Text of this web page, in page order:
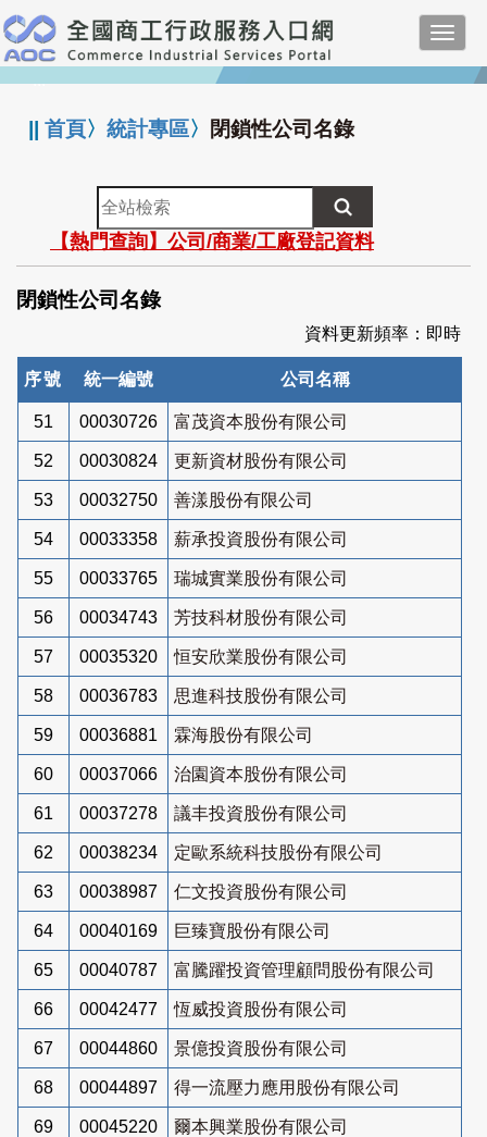
跳
到
主
要
:::
||首頁〉統計專區〉 閉鎖性公司名錄
全
站
檢
索
【熱門查詢】公司/商業/工廠登記資料
閉鎖性公司名錄
資料更新頻率：即時
序號 統一編號 公司名稱
51 00030726 富茂資本股份有限公司
52 00030824 更新資材股份有限公司
53 00032750 善漾股份有限公司
54 00033358 薪承投資股份有限公司
55 00033765 瑞城實業股份有限公司
56 00034743 芳技科材股份有限公司
57 00035320 恒安欣業股份有限公司
58 00036783 思進科技股份有限公司
59 00036881 霖海股份有限公司
60 00037066 治園資本股份有限公司
61 00037278 議丰投資股份有限公司
62 00038234 定歐系統科技股份有限公司
63 00038987 仁文投資股份有限公司
64 00040169 巨臻寶股份有限公司
65 00040787 富騰躍投資管理顧問股份有限公司
66 00042477 恆威投資股份有限公司
67 00044860 景億投資股份有限公司
68 00044897 得一流壓力應用股份有限公司
69 00045220 爾本興業股份有限公司